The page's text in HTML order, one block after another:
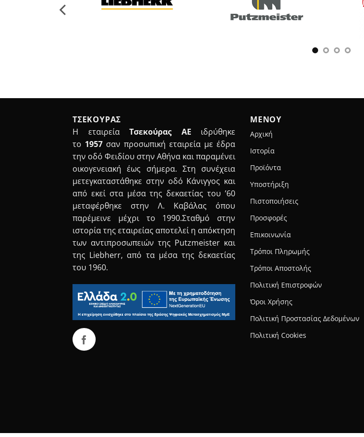
ΤΣΕΚΟΥΡΑΣ
Η εταιρεία Τσεκούρας ΑΕ ιδρύθηκε
το 1957 σαν προσωπική εταιρεία με έδρα
την οδό Φειδίου στην Αθήνα και παραμένει
οικογενειακή έως σήμερα. Στη συνέχεια
μετεγκαταστάθηκε στην οδό Κάνιγγος και
από εκεί στα μέσα της δεκαετίας του ’60
μεταφέρθηκε στην Λ. Καβάλας όπου
παρέμεινε μέχρι το 1990.Σταθμό στην
ιστορία της εταιρείας αποτελεί η απόκτηση
των αντιπροσωπειών της Putzmeister και
της Liebherr, από τα μέσα της δεκαετίας
του 1960.
ΜΕΝΟΥ
Αρχική
Ιστορία
Προϊόντα
Υποστήριξη
Πιστοποιήσεις
Προσφορές
Επικοινωνία
Τρόποι Πληρωμής
Τρόποι Αποστολής
Πολιτική Επιστροφών
Όροι Χρήσης
Πολιτική Προστασίας Δεδομένων
Πολιτική Cookies